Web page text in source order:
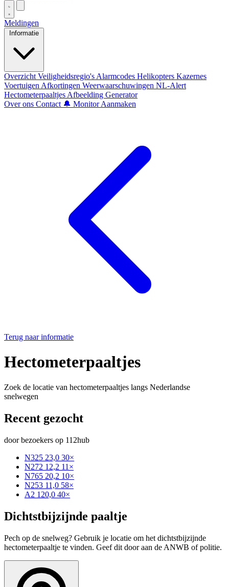
Meldingen
Informatie
Overzicht Veiligheidsregio's Alarmcodes Helikopters Kazernes
Voertuigen Afkortingen Weerwaarschuwingen NL-Alert
Hectometerpaaltjes Afbeelding Generator
Over ons Contact 🔔 Monitor Aanmaken
Terug naar informatie
Hectometerpaaltjes
Zoek de locatie van hectometerpaaltjes langs Nederlandse
snelwegen
Recent gezocht
door bezoekers op 112hub
N325 23,0 30×
N272 12,2 11×
N765 20,2 10×
N253 11,0 58×
A2 120,0 40×
Dichtstbijzijnde paaltje
Pech op de snelweg? Gebruik je locatie om het dichtstbijzijnde
hectometerpaaltje te vinden. Geef dit door aan de ANWB of politie.